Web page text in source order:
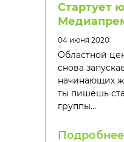
Стартует
04 июня 2020
Областной
снова
начинающих
ты пишешь
группы…
Подробнее